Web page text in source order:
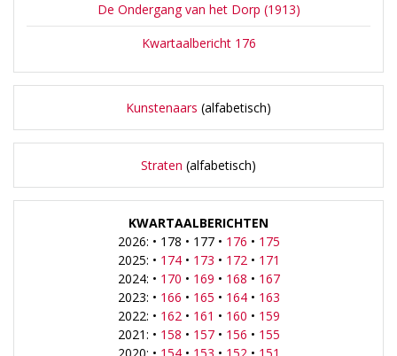
De Ondergang van het Dorp (1913)
Kwartaalbericht 176
Kunstenaars (alfabetisch)
Straten (alfabetisch)
KWARTAALBERICHTEN
2026: • 178 • 177 • 176 • 175
2025: • 174• 173 • 172• 171
2024: • 170 • 169 • 168 • 167
2023: • 166 • 165 • 164• 163
2022: • 162• 161 • 160 • 159
2021: • 158 • 157• 156 • 155